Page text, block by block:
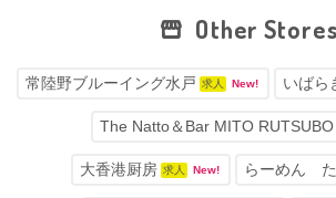
Other Stores
常陸野ブルーイング水戸 求人 New! いばら
The Natto＆Bar MITO RUTSUBO
大香港厨房 求人 New! らーめん